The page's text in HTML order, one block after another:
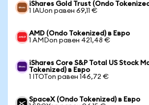
iShares Gold Trust (Ondo
1 IAUon равен 69,11 €
AMD (Ondo Tokenized) в Евро
1 AMDon равен 421,48 €
iShares Core S&P Total US Stock
Tokenized) в Евро
1 ITOTon равен 146,72 €
SpaceX (Ondo Tokenized) в Евро